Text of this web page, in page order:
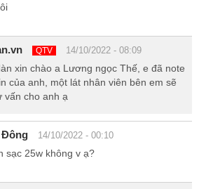
QTV 14/10/2022 - 08:09
xin chào a Lương ngọc Thế, e đã note
của anh, một lát nhân viên bên em sẽ
vấn cho anh ạ
Đông 14/10/2022 - 00:10
sạc 25w không v ạ?